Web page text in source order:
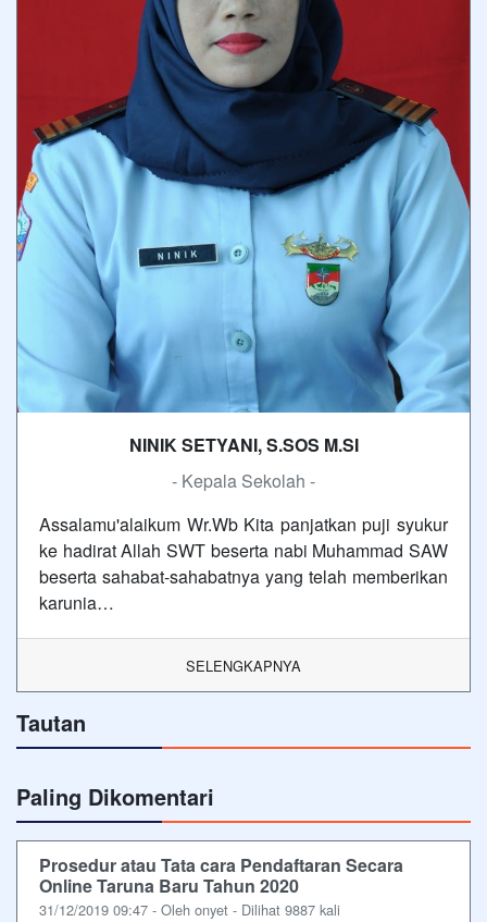
NINIK SETYANI, S.SOS M.SI
- Kepala Sekolah -
Assalamu'alaikum Wr.Wb Kita panjatkan puji syukur
ke hadirat Allah SWT beserta nabi Muhammad SAW
beserta sahabat-sahabatnya yang telah memberikan
karunia…
SELENGKAPNYA
Tautan
Paling Dikomentari
Prosedur atau Tata cara Pendaftaran Secara
Online Taruna Baru Tahun 2020
31/12/2019 09:47 - Oleh onyet - Dilihat 9887 kali